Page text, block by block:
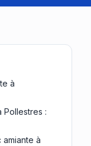
à
Pollestres :
à